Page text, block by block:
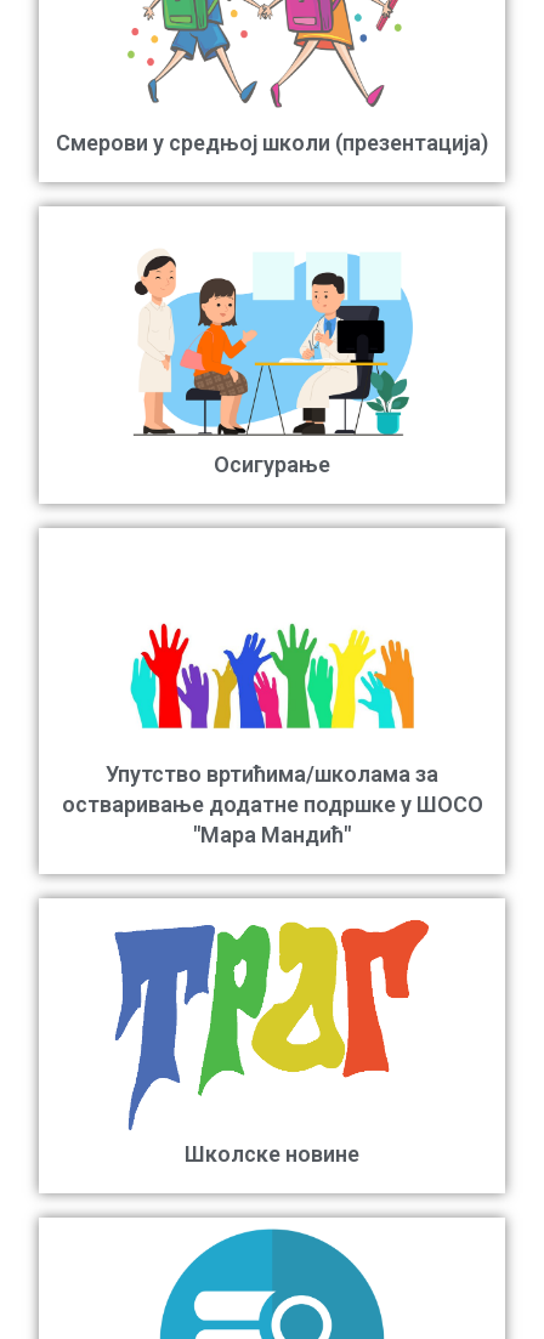
Смерови у средњој школи (презентација)
Осигурање
Упутство вртићима/школама за
остваривање додатне подршке у ШОСО
"Мара Мандић"
Школске новине